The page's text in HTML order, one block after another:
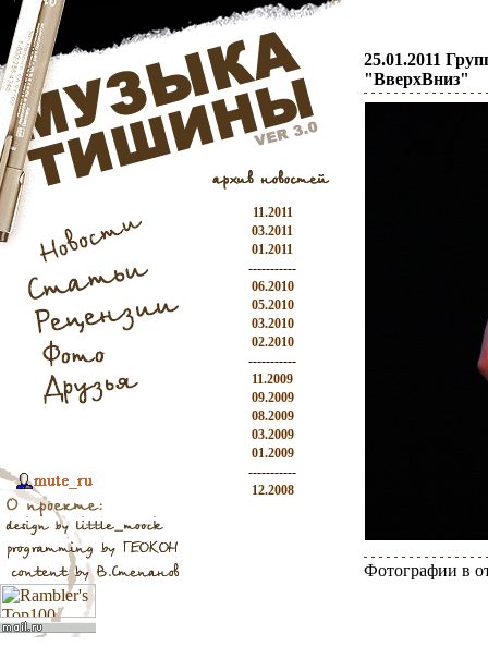
11.2011
03.2011
01.2011
-----------
06.2010
05.2010
03.2010
02.2010
-----------
11.2009
09.2009
08.2009
03.2009
01.2009
-----------
12.2008
25.01.2011
"ВверхВниз"
Фотографии в